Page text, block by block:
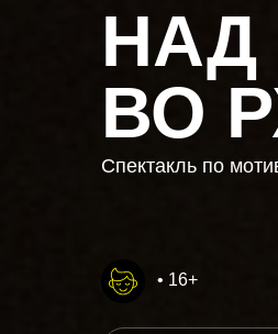
ВО
• 16+
Спектакль по